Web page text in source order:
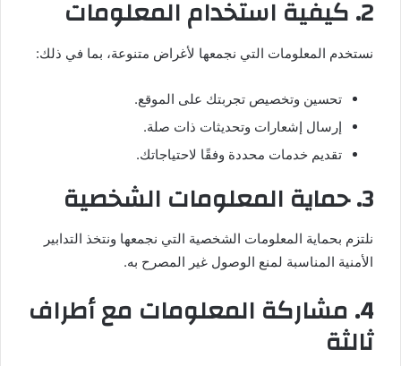
2. كيفية استخدام المعلومات
نستخدم المعلومات التي نجمعها لأغراض متنوعة، بما في ذلك:
تحسين وتخصيص تجربتك على الموقع.
إرسال إشعارات وتحديثات ذات صلة.
تقديم خدمات محددة وفقًا لاحتياجاتك.
3. حماية المعلومات الشخصية
نلتزم بحماية المعلومات الشخصية التي نجمعها ونتخذ التدابير
الأمنية المناسبة لمنع الوصول غير المصرح به.
4. مشاركة المعلومات مع أطراف
ثالثة